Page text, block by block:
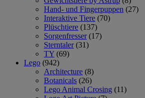
Hand- und Fingerpuppen (27)
Interaktive Tiere (70)
Plüschtiere (137)
Sorgenfresser (17)
Sterntaler (31)
TY (69)
Lego (942)
Architecture (8)
Botanicals (26)
Lego Animal Crosing (11)